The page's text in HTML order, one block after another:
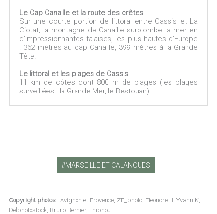
Le Cap Canaille et la route des crêtes
Sur une courte portion de littoral entre Cassis et La
Ciotat, la montagne de Canaille surplombe la mer en
d’impressionnantes falaises, les plus hautes d’Europe
: 362 mètres au cap Canaille, 399 mètres à la Grande
Tête.
Le littoral et les plages de Cassis
11 km de côtes dont 800 m de plages (les plages
surveillées : la Grande Mer, le Bestouan).
MARSEILLE ET CALANQUES
Copyright photos: Avignon et Provence, ZP_photo, Eleonore H, Yvann K,
Delphotostock, Bruno Bernier, Thibhou